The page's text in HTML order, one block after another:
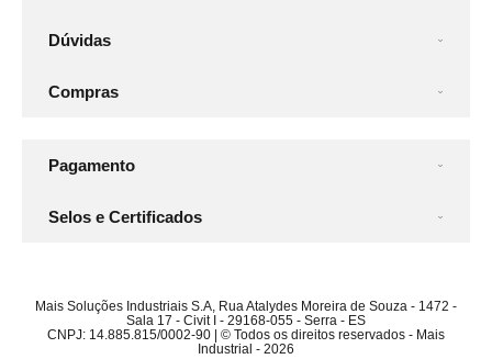
Dúvidas
Compras
Pagamento
Selos e Certificados
Mais Soluções Industriais S.A, Rua Atalydes Moreira de Souza - 1472 -
Sala 17 - Civit I - 29168-055 - Serra - ES
CNPJ: 14.885.815/0002-90 | © Todos os direitos reservados - Mais
Industrial - 2026